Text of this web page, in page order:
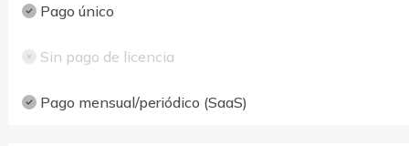
Pago único
Sin pago de licencia
Pago mensual/periódico (SaaS)